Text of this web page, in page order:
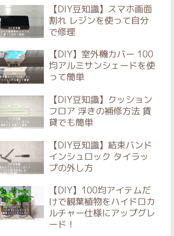
【DIY豆知識】スマホ画面
割れ レジンを使って自分
で修理
【DIY】室外機カバー 100
均アルミサンシェードを使
って簡単
【DIY豆知識】クッション
フロア 浮きの補修方法 賃
貸でも簡単
【DIY豆知識】結束バンド
インシュロック タイラッ
プの外し方
【DIY】100均アイテムだ
けで観葉植物をハイドロカ
ルチャー仕様にアップグレ
ード！